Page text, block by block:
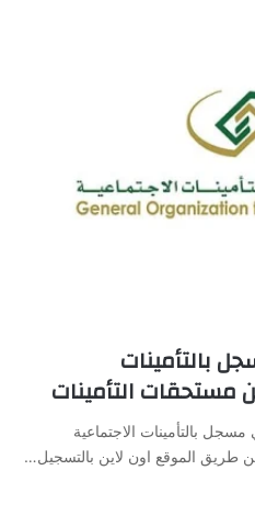
بالتأمينات
مستحقات التأمينات
بالتأمينات الاجتماعية
طريق الموقع اون لاين بالتسجيل…